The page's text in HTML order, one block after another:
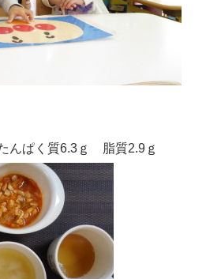
んぱく質6.3ｇ 脂質2.9ｇ